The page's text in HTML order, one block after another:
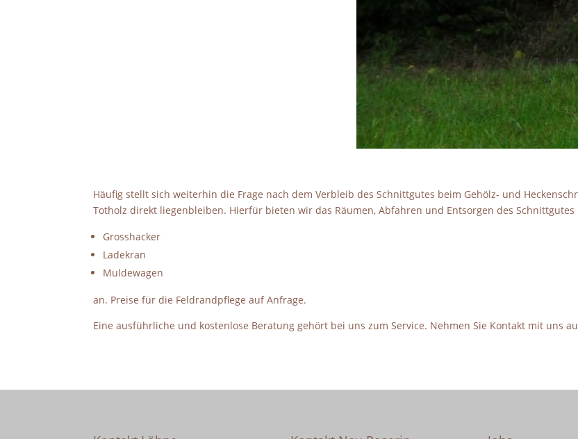
Häufig stellt sich weiterhin die Frage nach dem Verbleib des Schnittgutes beim Gehölz- und
Totholz direkt liegenbleiben. Hierfür bieten wir das Räumen, Abfahren und Entsorgen des
Grosshacker
Ladekran
Muldewagen
an. Preise für die Feldrandpflege auf Anfrage.
Eine ausführliche und kostenlose Beratung gehört bei uns zum Service. Nehmen Sie Kontakt mit uns